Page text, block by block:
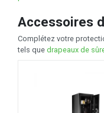
Accessoires
Complétez votre
tels que drapeaux de